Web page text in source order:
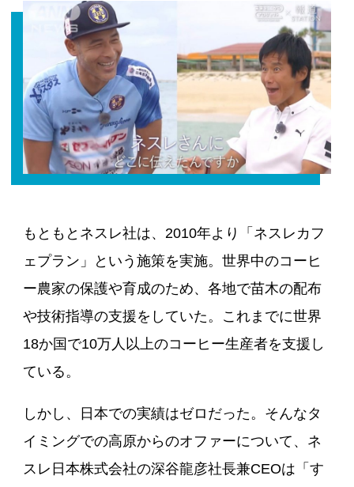
もともとネスレ社は、2010年より「ネスレカフ
ェプラン」という施策を実施。世界中のコーヒ
ー農家の保護や育成のため、各地で苗木の配布
や技術指導の支援をしていた。これまでに世界
18か国で10万人以上のコーヒー生産者を支援し
ている。
しかし、日本での実績はゼロだった。そんなタ
イミングでの高原からのオファーについて、ネ
スレ日本株式会社の深谷龍彦社長兼CEOは「す